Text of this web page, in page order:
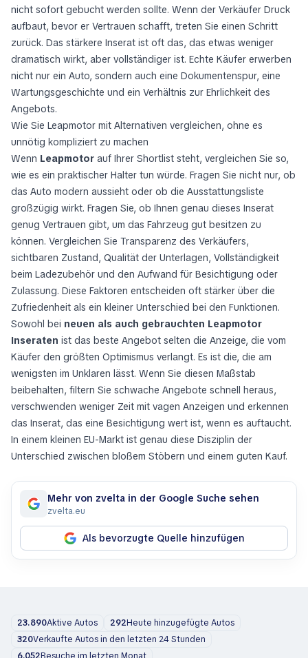
nicht sofort gebucht werden sollte. Wenn der Verkäufer Druck
aufbaut, bevor er Vertrauen schafft, treten Sie einen Schritt
zurück. Das stärkere Inserat ist oft das, das etwas weniger
dramatisch wirkt, aber vollständiger ist. Echte Käufer erwerben
nicht nur ein Auto, sondern auch eine Dokumentenspur, eine
Wartungsgeschichte und ein Verhältnis zur Ehrlichkeit des
Angebots.
Wie Sie Leapmotor mit Alternativen vergleichen, ohne es
unnötig kompliziert zu machen
Wenn Leapmotor auf Ihrer Shortlist steht, vergleichen Sie so,
wie es ein praktischer Halter tun würde. Fragen Sie nicht nur, ob
das Auto modern aussieht oder ob die Ausstattungsliste
großzügig wirkt. Fragen Sie, ob Ihnen genau dieses Inserat
genug Vertrauen gibt, um das Fahrzeug gut besitzen zu
können. Vergleichen Sie Transparenz des Verkäufers,
sichtbaren Zustand, Qualität der Unterlagen, Vollständigkeit
beim Ladezubehör und den Aufwand für Besichtigung oder
Zulassung. Diese Faktoren entscheiden oft stärker über die
Zufriedenheit als ein kleiner Unterschied bei den Funktionen.
Sowohl bei neuen als auch gebrauchten Leapmotor
Inseraten ist das beste Angebot selten die Anzeige, die vom
Käufer den größten Optimismus verlangt. Es ist die, die am
wenigsten im Unklaren lässt. Wenn Sie diesen Maßstab
beibehalten, filtern Sie schwache Angebote schnell heraus,
verschwenden weniger Zeit mit vagen Anzeigen und erkennen
das Inserat, das eine Besichtigung wert ist, wenn es auftaucht.
In einem kleinen EU-Markt ist genau diese Disziplin der
Unterschied zwischen bloßem Stöbern und einem guten Kauf.
Mehr von zvelta in der Google Suche sehen
zvelta.eu
Als bevorzugte Quelle hinzufügen
23.890Aktive Autos 292Heute hinzugefügte Autos
320Verkaufte Autos in den letzten 24 Stunden